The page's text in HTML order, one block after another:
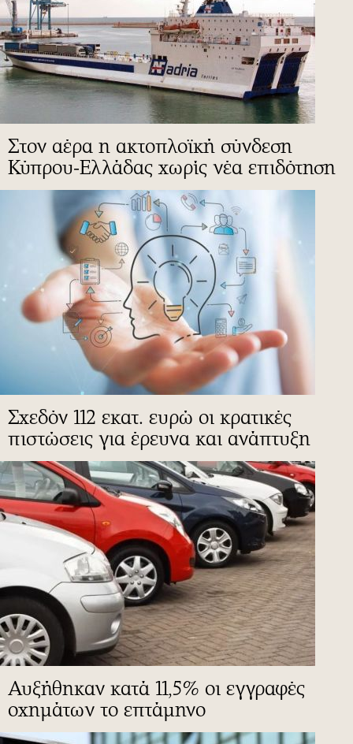
Στον αέρα η ακτοπλοϊκή σύνδεση
Κύπρου-Ελλάδας χωρίς νέα επιδότηση
Σχεδόν 112 εκατ. ευρώ οι κρατικές
πιστώσεις για έρευνα και ανάπτυξη
Αυξήθηκαν κατά 11,5% οι εγγραφές
οχημάτων το επτάμηνο